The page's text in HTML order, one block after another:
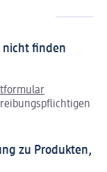
nicht finden
zu Produkten,